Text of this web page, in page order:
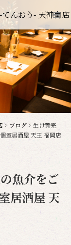
んおう- 天神南店
> ブログ> 生け簀完
室居酒屋 天王 福岡店
魚介をご
居酒屋 天